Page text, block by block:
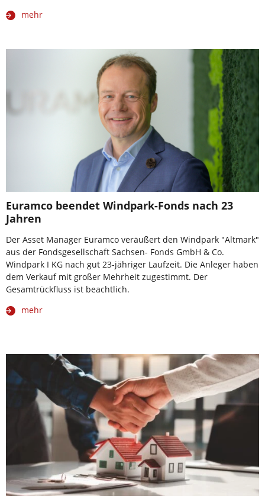
mehr
Euramco beendet Windpark-Fonds nach 23
Jahren
Der Asset Manager Euramco veräußert den Windpark "Altmark"
aus der Fondsgesellschaft Sachsen- Fonds GmbH & Co.
Windpark I KG nach gut 23-jähriger Laufzeit. Die Anleger haben
dem Verkauf mit großer Mehrheit zugestimmt. Der
Gesamtrückfluss ist beachtlich.
mehr